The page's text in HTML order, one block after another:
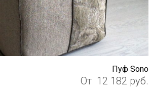
Пуф Sono
От 12 182 руб.